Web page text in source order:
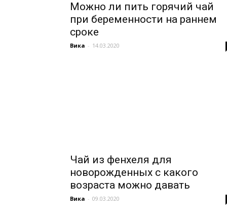
Можно ли пить горячий чай
при беременности на раннем
сроке
Вика - 14.03.2020
Чай из фенхеля для
новорожденных с какого
возраста можно давать
Вика - 09.03.2020